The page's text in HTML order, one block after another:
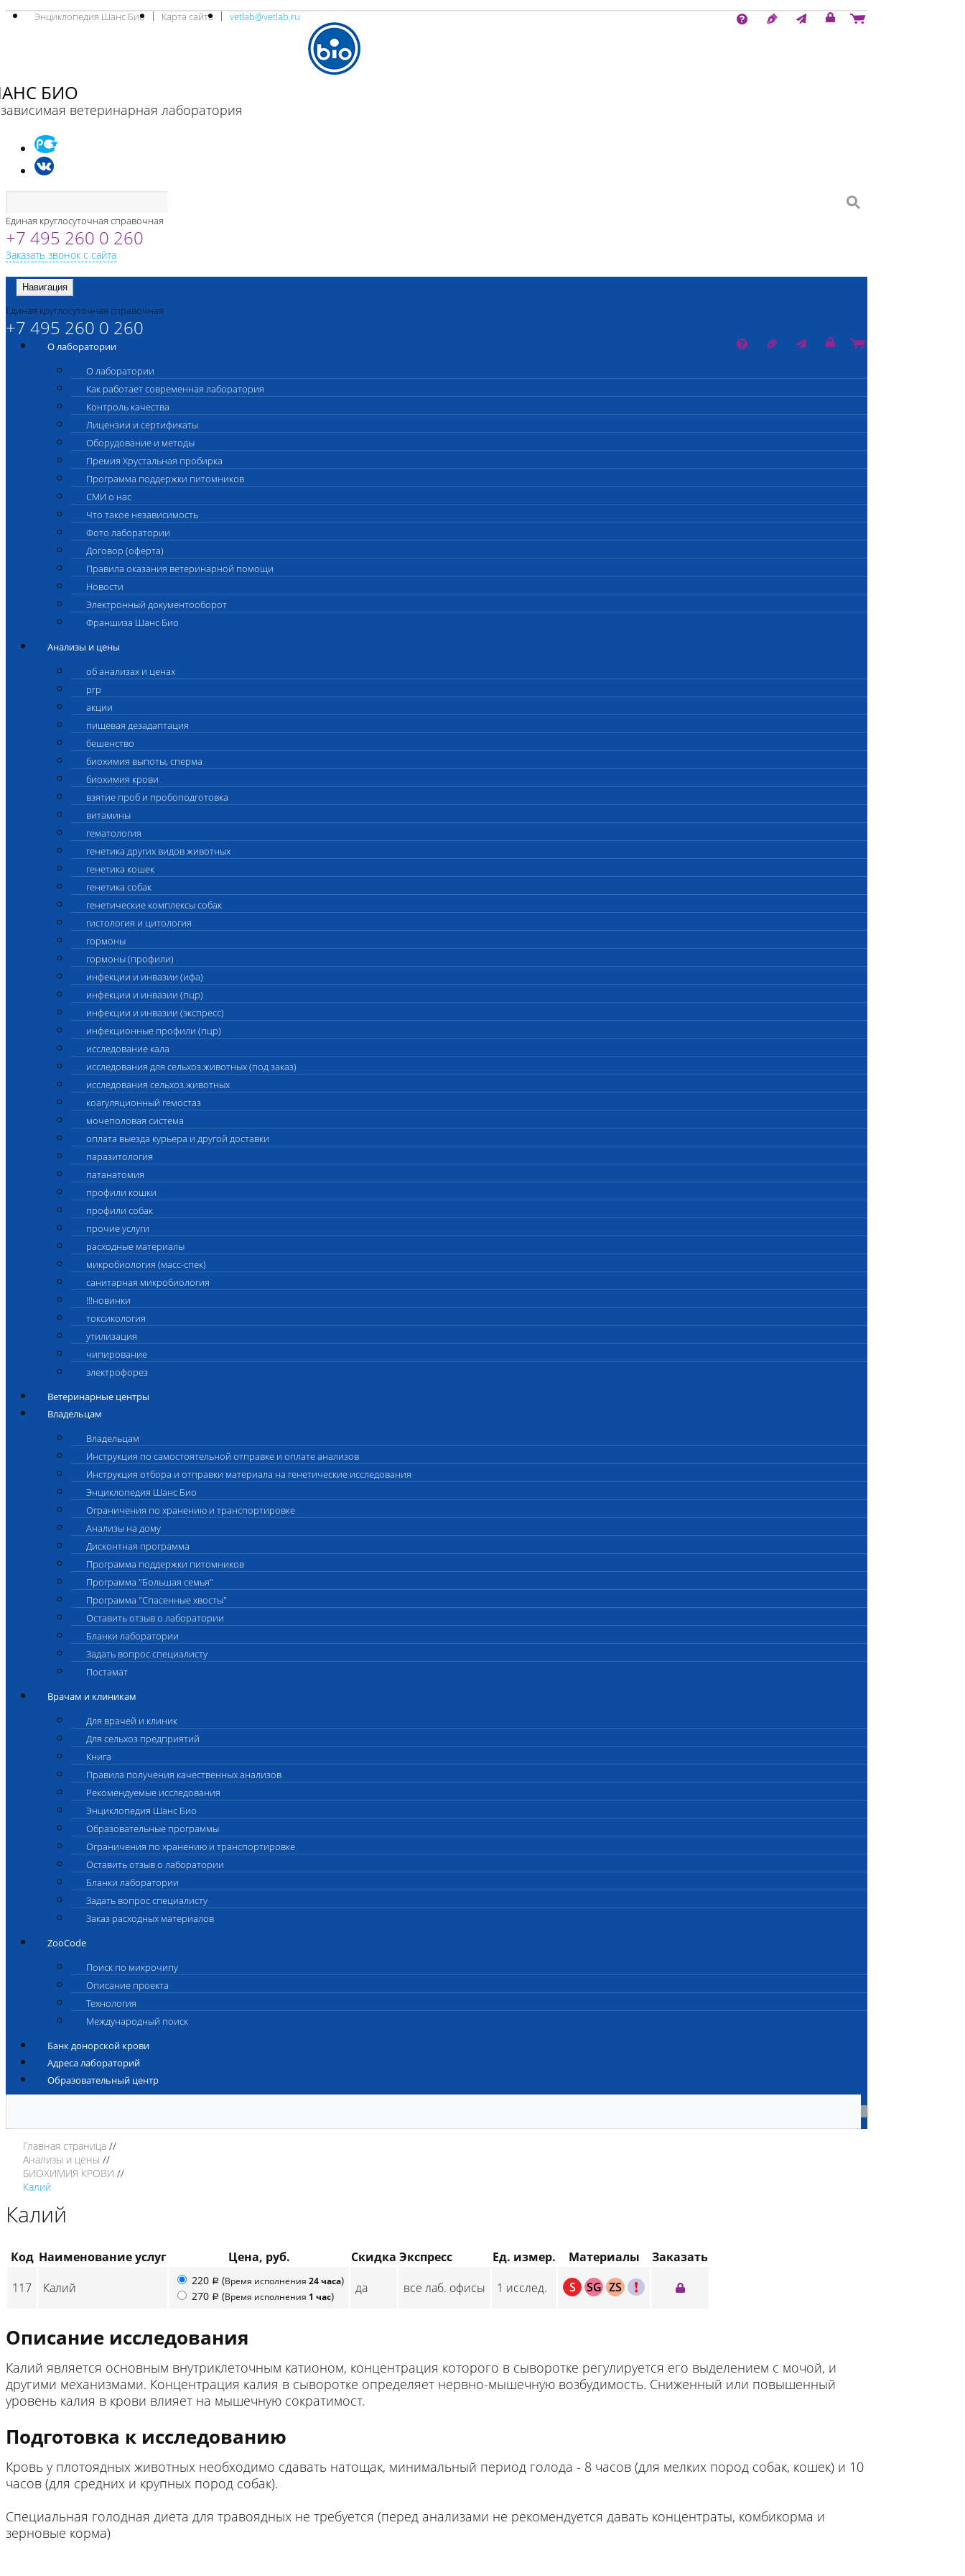
Энциклопедия Шанс Био Карта сайта vetlab@vetlab.ru
БИО
ветеринарная лаборатория
Единая круглосуточная справочная
+7 495 260 0 260
Заказать звонок с сайта
Навигация
Единая круглосуточная справочная
+7 495 260 0 260
О лаборатории
О лаборатории
Как работает современная лаборатория
Контроль качества
Лицензии и сертификаты
Оборудование и методы
Премия Хрустальная пробирка
Программа поддержки питомников
СМИ о нас
Что такое независимость
Фото лаборатории
Договор (оферта)
Правила оказания ветеринарной помощи
Новости
Электронный документооборот
Франшиза Шанс Био
Анализы и цены
об анализах и ценах
prp
акции
пищевая дезадаптация
бешенство
биохимия выпоты, сперма
биохимия крови
взятие проб и пробоподготовка
витамины
гематология
генетика других видов животных
генетика кошек
генетика собак
генетические комплексы собак
гистология и цитология
гормоны
гормоны (профили)
инфекции и инвазии (ифа)
инфекции и инвазии (пцр)
инфекции и инвазии (экспресс)
инфекционные профили (пцр)
исследование кала
исследования для сельхоз.животных (под заказ)
исследования сельхоз.животных
коагуляционный гемостаз
мочеполовая система
оплата выезда курьера и другой доставки
паразитология
патанатомия
профили кошки
профили собак
прочие услуги
расходные материалы
микробиология (масс-спек)
санитарная микробиология
!!!новинки
токсикология
утилизация
чипирование
электрофорез
Ветеринарные центры
Владельцам
Владельцам
Инструкция по самостоятельной отправке и оплате анализов
Инструкция отбора и отправки материала на генетические исследования
Энциклопедия Шанс Био
Ограничения по хранению и транспортировке
Анализы на дому
Дисконтная программа
Программа поддержки питомников
Программа "Большая семья"
Программа "Спасенные хвосты"
Оставить отзыв о лаборатории
Бланки лаборатории
Задать вопрос специалисту
Постамат
Врачам и клиникам
Для врачей и клиник
Для сельхоз предприятий
Книга
Правила получения качественных анализов
Рекомендуемые исследования
Энциклопедия Шанс Био
Образовательные программы
Ограничения по хранению и транспортировке
Оставить отзыв о лаборатории
Бланки лаборатории
Задать вопрос специалисту
Заказ расходных материалов
ZooCode
Поиск по микрочипу
Описание проекта
Технология
Международный поиск
Банк донорской крови
Адреса лабораторий
Образовательный центр
Главная страница
Анализы и цены
БИОХИМИЯ КРОВИ
Калий
Калий
Код Наименование услуг Цена, руб. Скидка Экспресс Ед. измер. Материалы
Заказать
117
Калий 220 p (Время исполнения 24 часа)
270 p (Время исполнения 1 час)
да все лаб. офисы 1 исслед. S SG ZS C
Описание исследования
Калий является основным внутриклеточным катионом, концентрация которого в сыворотке регулируется его выделением с мочой, и
другими механизмами. Концентрация калия в сыворотке определяет нервно-мышечную возбудимость. Сниженный или повышенный
уровень калия в крови влияет на мышечную сократимост.
Подготовка к исследованию
Кровь у плотоядных животных необходимо сдавать натощак, минимальный период голода - 8 часов (для мелких пород собак, кошек) и 10
часов (для средних и крупных пород собак).
Специальная голодная диета для травоядных не требуется (перед анализами не рекомендуется давать концентраты, комбикорма и
зерновые корма)